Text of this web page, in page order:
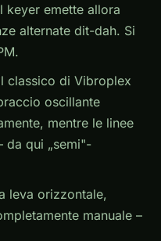
keyer emette allora
alternate dit-dah. Si
classico di Vibroplex
oscillante
mentre le linee
da qui „semi"-
leva orizzontale,
manuale –